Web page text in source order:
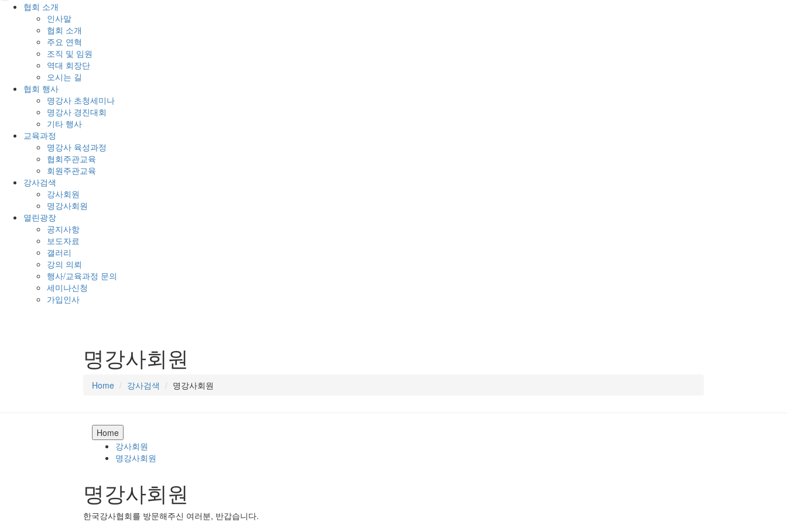
협회 소개
인사말
협회 소개
주요 연혁
조직 및 임원
역대 회장단
오시는 길
협회 행사
명강사 초청세미나
명강사 경진대회
기타 행사
교육과정
명강사 육성과정
협회주관교육
회원주관교육
강사검색
강사회원
명강사회원
열린광장
공지사항
보도자료
갤러리
강의 의뢰
행사/교육과정 문의
세미나신청
가입인사
명강사회원
Home 강사검색 명강사회원
Home
강사회원
명강사회원
명강사회원
한국강사협회를 방문해주신 여러분, 반갑습니다.